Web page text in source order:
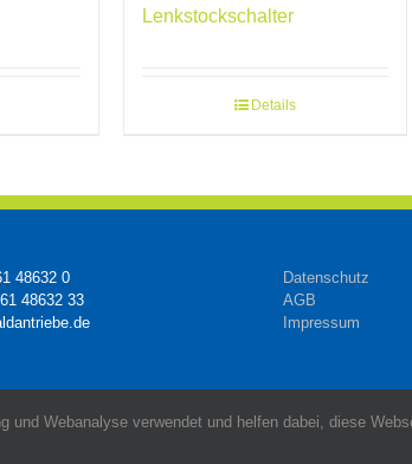
Lenkstockschalter
Details
48632 0
48632 33
Datenschutz
AGB
Impressum
Webanalyse verwendet und helfen dabei, diese